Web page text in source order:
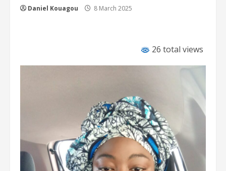
Daniel Kouagou 8 March 2025
26 total views